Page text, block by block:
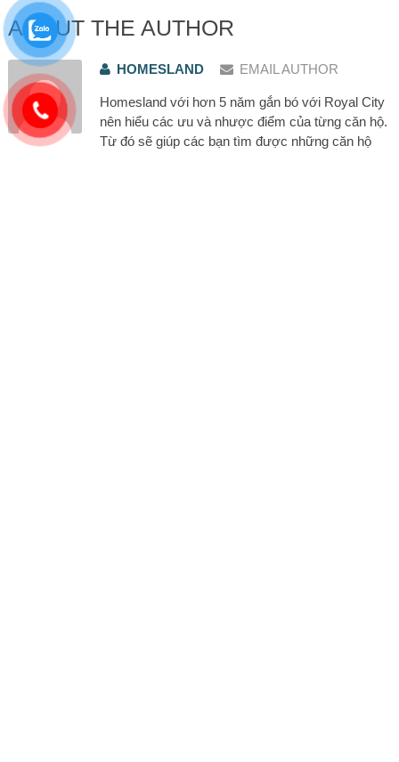
ABOUT THE AUTHOR
HOMESLAND EMAIL AUTHOR
Homesland với hơn 5 năm gắn bó với Royal City
nên hiểu các ưu và nhược điểm của từng căn hộ.
Từ đó sẽ giúp các bạn tìm được những căn hộ